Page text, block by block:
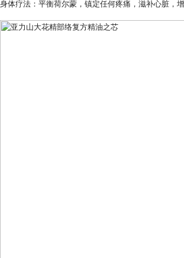
身体疗法：平衡荷尔蒙，镇定任何疼痛，滋补心脏，